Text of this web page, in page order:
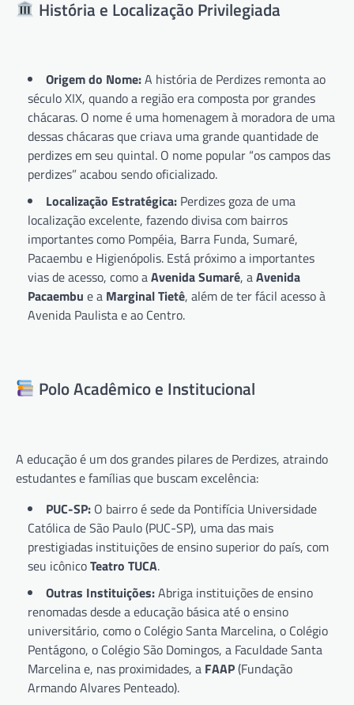
História e Localização Privilegiada
Origem do Nome:A história de Perdizes remonta ao
século XIX, quando a região era composta por grandes
chácaras. O nome é uma homenagem à moradora de uma
dessas chácaras que criava uma grande quantidade de
perdizes em seu quintal. O nome popular “os campos das
perdizes” acabou sendo oficializado.
Localização Estratégica: Perdizes goza de uma
localização excelente, fazendo divisa com bairros
importantes como Pompéia, Barra Funda, Sumaré,
Pacaembu e Higienópolis. Está próximo a importantes
vias de acesso, como aAvenida Sumaré, aAvenida
Pacaembu e a Marginal Tietê, além de ter fácil acesso à
Avenida Paulista e ao Centro.
Polo Acadêmico e Institucional
A educação é um dos grandes pilares de Perdizes, atraindo
estudantes e famílias que buscam excelência:
PUC-SP: O bairro é sede da Pontifícia Universidade
Católica de São Paulo (PUC-SP), uma das mais
prestigiadas instituições de ensino superior do país, com
seu icônicoTeatro TUCA.
Outras Instituições:Abriga instituições de ensino
renomadas desde a educação básica até o ensino
universitário, como o Colégio Santa Marcelina, o Colégio
Pentágono, o Colégio São Domingos, a Faculdade Santa
Marcelina e, nas proximidades, a FAAP(Fundação
Armando Alvares Penteado).